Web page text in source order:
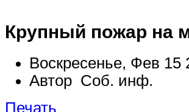
Крупный пожар на
Воскресенье, Фев 15
Автор Соб. инф.
Печать